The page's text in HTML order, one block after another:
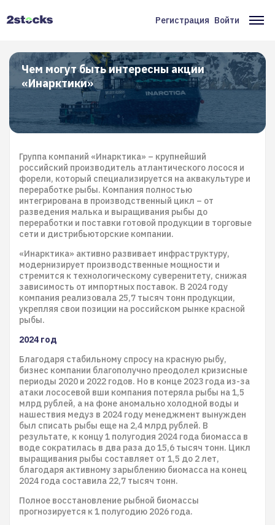
Меню
учётной
записи
пользователя
Регистрация Войти
Чем могут быть интересны акции
«Инарктики»
Группа компаний «Инарктика» – крупнейший
российский производитель атлантического лосося и
форели, который специализируется на аквакультуре и
переработке рыбы. Компания полностью
интегрирована в производственный цикл – от
разведения малька и выращивания рыбы до
переработки и поставки готовой продукции в торговые
сети и дистрибьюторские компании.
«Инарктика» активно развивает инфраструктуру,
модернизирует производственные мощности и
стремится к технологическому суверенитету, снижая
зависимость от импортных поставок. В 2024 году
компания реализовала 25,7 тысяч тонн продукции,
укрепляя свои позиции на российском рынке красной
рыбы.
2024 год
Благодаря стабильному спросу на красную рыбу,
бизнес компании благополучно преодолел кризисные
периоды 2020 и 2022 годов. Но в конце 2023 года из-за
атаки лососевой вши компания потеряла рыбы на 1,5
млрд рублей, а на фоне аномально холодной воды и
нашествия медуз в 2024 году менеджмент вынужден
был списать рыбы еще на 2,4 млрд рублей. В
результате, к концу 1 полугодия 2024 года биомасса в
воде сократилась в два раза до 15,6 тысяч тонн. Цикл
выращивания рыбы составляет от 1,5 до 2 лет,
благодаря активному зарыблению биомасса на конец
2024 года составила 22,7 тысяч тонн.
Полное восстановление рыбной биомассы
прогнозируется к 1 полугодию 2026 года.